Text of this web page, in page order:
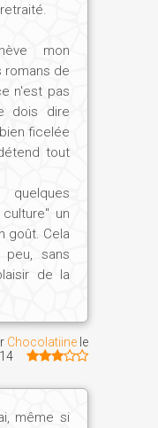
mon
romans de
n'est pas
dois dire
ficelée
tout
un
goût. Cela
sans
de la
Chocolatiine le
même si